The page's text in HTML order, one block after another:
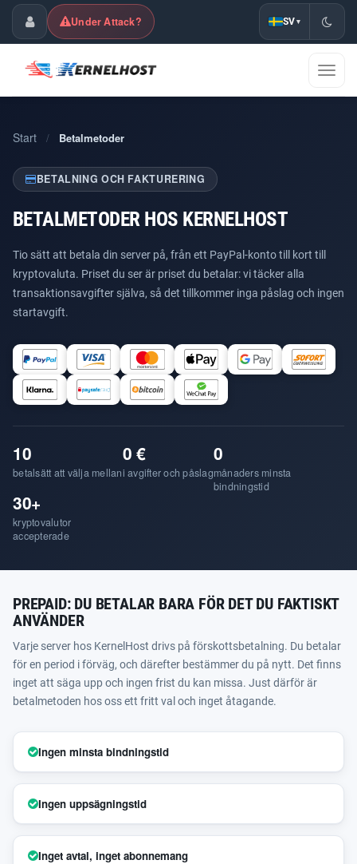
KundpanelUnder Attack? SV ▾
Växla
Start / Betalmetoder
BETALNING OCH FAKTURERING
BETALMETODER HOS KERNELHOST
Tio sätt att betala din server på, från ett PayPal-konto till kort till
kryptovaluta. Priset du ser är priset du betalar: vi täcker alla
transaktionsavgifter själva, så det tillkommer inga påslag och ingen
startavgift.
10
betalsätt att välja mellan
0 €
i avgifter och påslag
0
månaders minsta
bindningstid
30+
kryptovalutor
accepterade
PREPAID: DU BETALAR BARA FÖR DET DU FAKTISKT
ANVÄNDER
Varje server hos KernelHost drivs på förskottsbetalning. Du betalar
för en period i förväg, och därefter bestämmer du på nytt. Det finns
inget att säga upp och ingen frist du kan missa. Just därför är
betalmetoden hos oss ett fritt val och inget åtagande.
Ingen minsta bindningstid
Ingen uppsägningstid
Inget avtal, inget abonnemang